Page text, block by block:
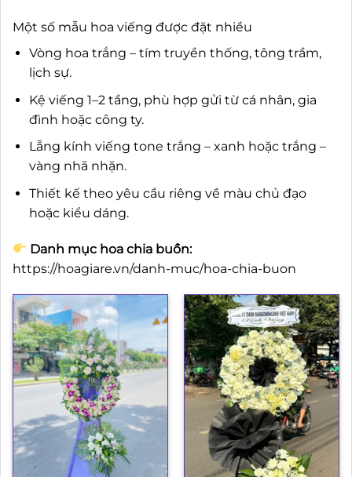
Một số mẫu hoa viếng được đặt nhiều
Vòng hoa trắng – tím truyền thống, tông trầm,
lịch sự.
Kệ viếng 1–2 tầng, phù hợp gửi từ cá nhân, gia
đình hoặc công ty.
Lẵng kính viếng tone trắng – xanh hoặc trắng –
vàng nhã nhặn.
Thiết kế theo yêu cầu riêng về màu chủ đạo
hoặc kiểu dáng.
Danh mục hoa chia buồn:
https://hoagiare.vn/danh-muc/hoa-chia-buon